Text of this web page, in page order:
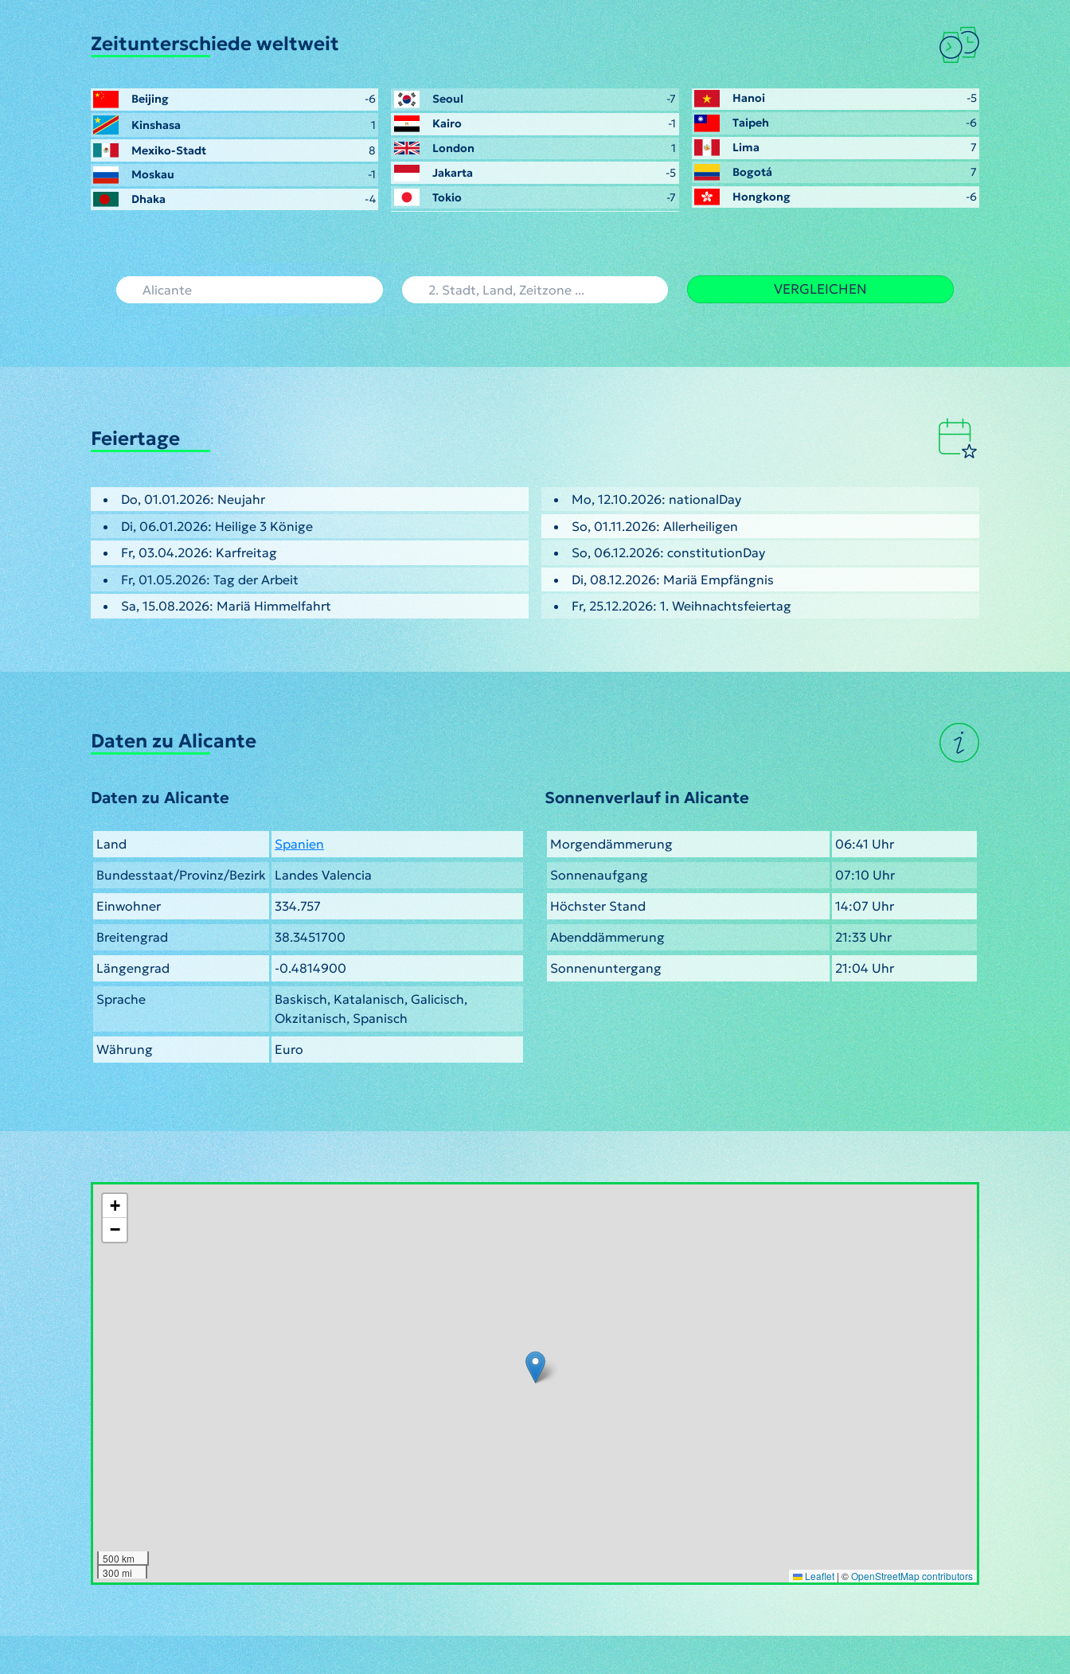
Zeitunterschiede weltweit
Beijing
-6
Kinshasa
1
Mexiko-Stadt
8
Moskau
-1
Dhaka
-4
Seoul
-7
Kairo
-1
London
1
Jakarta
-5
Tokio
-7
Hanoi
-5
Taipeh
-6
Lima
7
Bogotá
7
Hongkong
-6
VERGLEICHEN
Feiertage
Do, 01.01.2026: Neujahr
Di, 06.01.2026: Heilige 3 Könige
Fr, 03.04.2026: Karfreitag
Fr, 01.05.2026: Tag der Arbeit
Sa, 15.08.2026: Mariä Himmelfahrt
Mo, 12.10.2026: nationalDay
So, 01.11.2026: Allerheiligen
So, 06.12.2026: constitutionDay
Di, 08.12.2026: Mariä Empfängnis
Fr, 25.12.2026: 1. Weihnachtsfeiertag
Daten zu Alicante
Daten zu Alicante
Land
Spanien
Bundesstaat/Provinz/Bezirk
Landes Valencia
Einwohner
334.757
Breitengrad
38.3451700
Längengrad
-0.4814900
Sprache
Baskisch, Katalanisch, Galicisch,
Okzitanisch, Spanisch
Währung
Euro
Sonnenverlauf in Alicante
Morgendämmerung
06:41 Uhr
Sonnenaufgang
07:10 Uhr
Höchster Stand
14:07 Uhr
Abenddämmerung
21:33 Uhr
Sonnenuntergang
21:04 Uhr
+
−
500 km
300 mi
Leaflet | ©OpenStreetMap contributors